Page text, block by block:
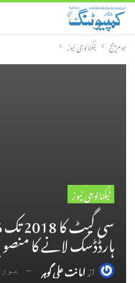
ہوم پیج ٹیکنالوجی نیوز
ٹیکنالوجی نیوز
ہارڈڈسک لانے کا
ازامانت علی گوہر